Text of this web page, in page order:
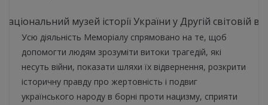
Усю діяльність Меморіалу спрямовано на те, щоб
допомогти людям зрозуміти витоки трагедій, які
несуть війни, показати шляхи їх відвернення, розкрити
історичну правду про жертовність і подвиг
українського народу в борні проти нацизму, сприяти